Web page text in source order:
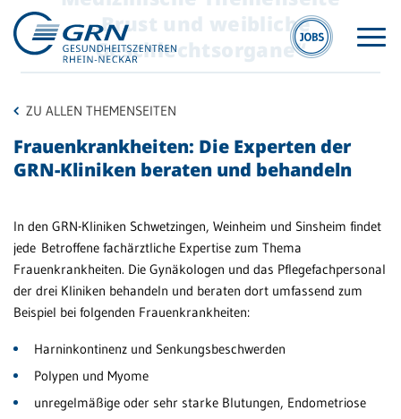
GRN
Der Verbund
Medizinische
Fachzentren
Medizinische
Themenseiten
Veranstaltungen
„Brust und weibliche
Geschlechtsorgane“
ZU ALLEN THEMENSEITEN
Frauenkrankheiten: Die Experten der
GRN-Kliniken beraten und behandeln
In den GRN-Kliniken Schwetzingen, Weinheim und Sinsheim findet
jede Betroffene fachärztliche Expertise zum Thema
Frauenkrankheiten. Die Gynäkologen und das Pflegefachpersonal
der drei Kliniken behandeln und beraten dort umfassend zum
Beispiel bei folgenden Frauenkrankheiten:
Harninkontinenz und Senkungsbeschwerden
Polypen und Myome
unregelmäßige oder sehr starke Blutungen, Endometriose